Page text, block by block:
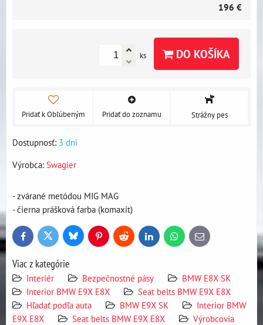
196 €
ks DO KOŠÍKA
Pridať k Obľúbeným Pridať do zoznamu Strážny pes
Dostupnosť: 3 dni
Výrobca: Swagier
- zvárané metódou MIG MAG
- čierna prášková farba (komaxit)
FacebookTwitter BlueskyPinterestReddit LinkedInWhatsApp
E-
mail
Viac z kategórie
Interiér Bezpečnostné pásy
BMW E8X SK
Interior BMW E9X E8X
Seat belts BMW E9X E8X
Hľadať podľa auta
BMW E9X SK
Interior BMW
E9X E8X
Seat belts BMW E9X E8X
Výrobcovia